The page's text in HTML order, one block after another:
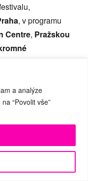
a analýze
“Povolit vše”
, v programu
Centre, Pražskou
Evy Jaczovej
BrnoaTaneční
bude
po současné
večera
studentů
vedoucí